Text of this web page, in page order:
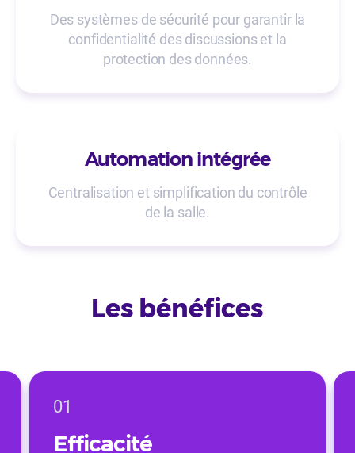
Des systèmes de sécurité pour garantir la
confidentialité des discussions et la
protection des données.
Automation intégrée
Centralisation et simplification du contrôle
de la salle.
Les bénéfices
01
Efficacité